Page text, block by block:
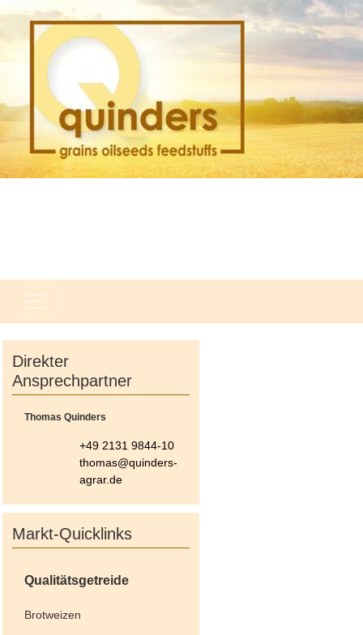
Direkter
Ansprechpartner
Thomas Quinders
+49 2131 9844-10
thomas@quinders-
agrar.de
Markt-Quicklinks
Qualitätsgetreide
Brotweizen